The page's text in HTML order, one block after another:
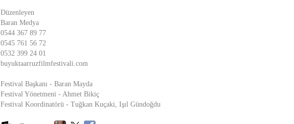
Düzenleyen
Baran Medya
0544 367 89 77
0545 761 56 72
0532 399 24 01
buyuktaarruzfilmfestivali.com
Festival Başkanı - Baran Mayda
Festival Yönetmeni - Ahmet Bikiç
Festival Koordinatörü - Tuğkan Kuçaki, Işıl Gündoğdu